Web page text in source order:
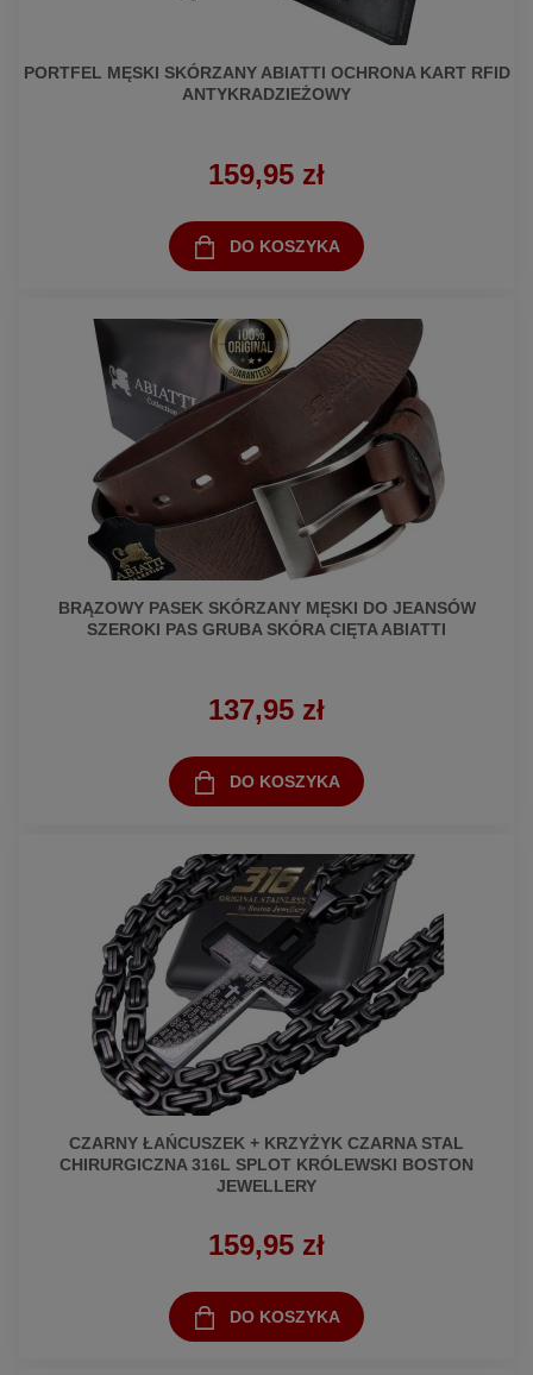
PORTFEL MĘSKI SKÓRZANY ABIATTI OCHRONA KART RFID
ANTYKRADZIEŻOWY
159,95 zł
DO KOSZYKA
BRĄZOWY PASEK SKÓRZANY MĘSKI DO JEANSÓW
SZEROKI PAS GRUBA SKÓRA CIĘTA ABIATTI
137,95 zł
DO KOSZYKA
CZARNY ŁAŃCUSZEK + KRZYŻYK CZARNA STAL
CHIRURGICZNA 316L SPLOT KRÓLEWSKI BOSTON
JEWELLERY
159,95 zł
DO KOSZYKA